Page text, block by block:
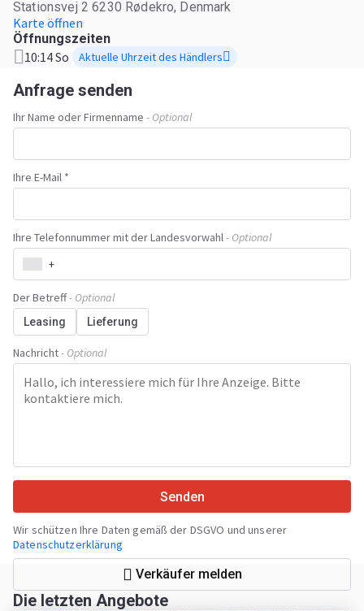
Stationsvej 2 6230 Rødekro, Denmark
Karte öffnen
Öffnungszeiten
10:14 So Aktuelle Uhrzeit des Händlers
Anfrage senden
Ihr Name oder Firmenname - Optional
Ihre E-Mail *
Ihre Telefonnummer mit der Landesvorwahl- Optional
+
Der Betreff- Optional
Leasing Lieferung
Nachricht- Optional
Senden
Wir schützen Ihre Daten gemäß der DSGVO und unserer
Datenschutzerklärung
Verkäufer melden
Die letzten Angebote